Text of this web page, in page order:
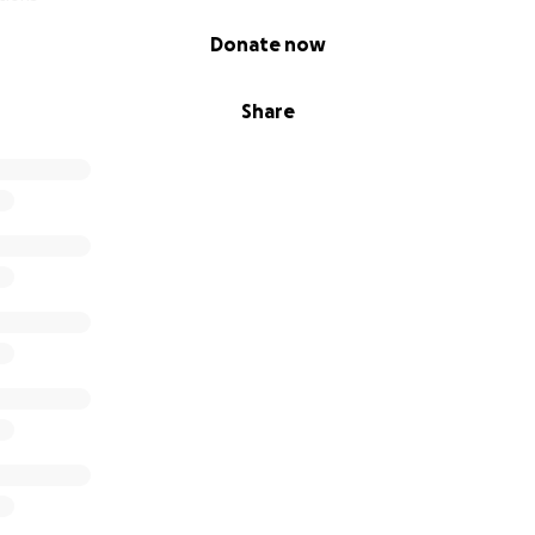
Share
Donate now